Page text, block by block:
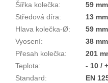
Šířka kolečka:
59 mm
Středová díra:
13 mm
Hlava kolečka-Ø:
59 mm
Vyosení:
38 mm
Přesah kolečka:
201
Teplota:
- 10 /
Standard:
EN